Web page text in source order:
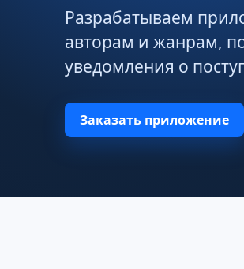
Разрабатываем
авторам и жанрам,
уведомления о
Заказать приложение